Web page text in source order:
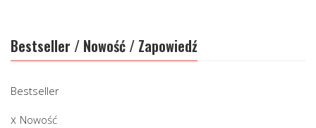
Bestseller / Nowość / Zapowiedź
Bestseller
Nowość